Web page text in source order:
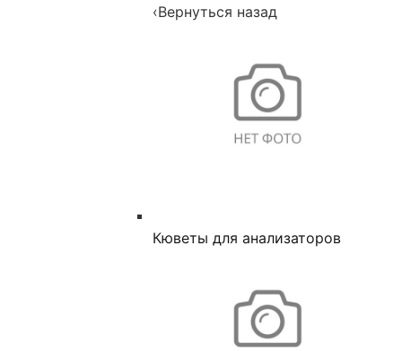
‹Вернуться назад
Кюветы для анализаторов